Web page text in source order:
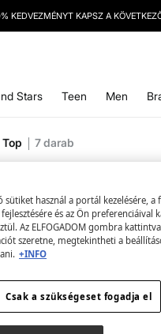
12000 HUF FELETT
Stars Teen Men
Top 7 darab
használ a portál kezelésére, a
és az Ön preferenciáival
Az ELFOGADOM gombra
szeretne, megtekintheti a
+INFO
Csak a szükségeset fogadja el